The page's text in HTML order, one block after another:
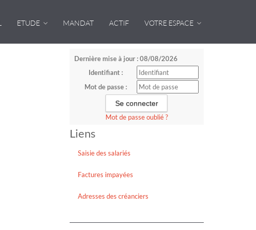
ETUDE MANDAT ACTIF VOTRE ESPACE
Dernière mise à jour : 08/08/2026
Identifiant :
Mot de passe :
Mot de passe oublié ?
Liens
Saisie des salariés
Factures impayées
Adresses des créanciers